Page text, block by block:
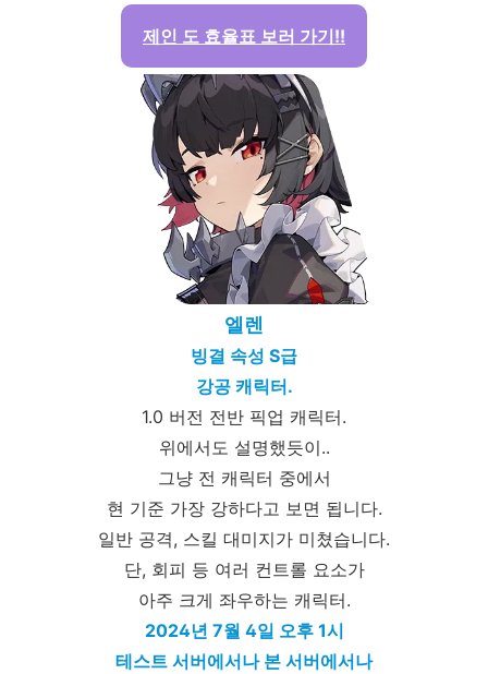
제인 도 효율표 보러 가기!!
엘렌
빙결 속성 S급
강공 캐릭터.
1.0 버전 전반 픽업 캐릭터.
위에서도 설명했듯이..
그냥 전 캐릭터 중에서
현 기준 가장 강하다고 보면 됩니다.
일반 공격, 스킬 대미지가 미쳤습니다.
단, 회피 등 여러 컨트롤 요소가
아주 크게 좌우하는 캐릭터.
2024년 7월 4일 오후 1시
테스트 서버에서나 본 서버에서나